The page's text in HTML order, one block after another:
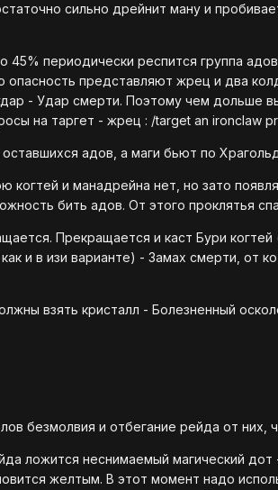
сильно дрейнит ману и
периодически респится группа
представляют жрец и два
- Удар смерти. Поэтому чем дольше
на таргет - жрец : /target an ironclaw
адов, а маги бьют по
когтей и манадрейна нет, но зато
бить адов. От этого проклятья
Прекращается и каст Бури
и в изи варианте) - Замах смерти, от
взять кристалл - Болезненный
безмолвия и отбегание рейда от них,
ложится неснимаемый магический
желтым. В этот момент надо